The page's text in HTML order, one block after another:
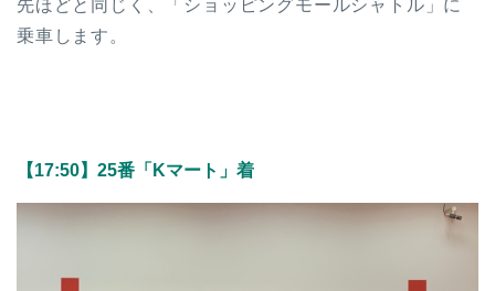
先ほどと同じく、「ショッピングモールシャトル」に
乗車します。
【17:50】25番「Kマート」着